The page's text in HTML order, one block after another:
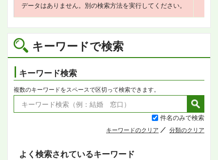
キーワードで検索
キーワード検索
複数のキーワードをスペースで区切って検索できます。
件名のみで検索
キーワードのクリア 分類のクリア
よく検索されているキーワード
データはありません。別の検索方法を実行してください。